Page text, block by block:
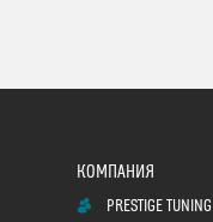
PRESTIGE TUNING